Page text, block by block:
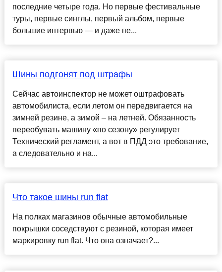
последние четыре года. Но первые фестивальные
туры, первые синглы, первый альбом, первые
большие интервью — и даже пе...
Шины подгонят под штрафы
Сейчас автоинспектор не может оштрафовать
автомобилиста, если летом он передвигается на
зимней резине, а зимой – на летней. Обязанность
переобувать машину «по сезону» регулирует
Технический регламент, а вот в ПДД это требование,
а следовательно и на...
Что такое шины run flat
На полках магазинов обычные автомобильные
покрышки соседствуют с резиной, которая имеет
маркировку run flat. Что она означает?...